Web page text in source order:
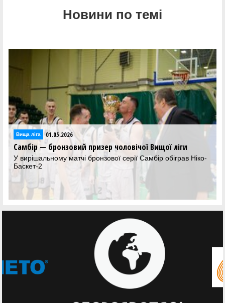
Новини по темі
Вища лiга 01.05.2026
Самбір — бронзовий призер чоловічої Вищої ліги
У вирішальному матчі бронзової серії Самбір обіграв Ніко-
Баскет-2